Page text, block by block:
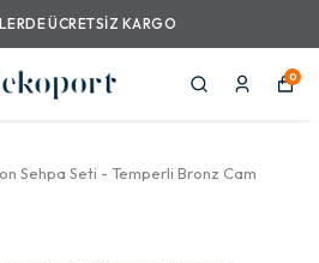
ÜCRETSIZ KARGO
0
Sehpa Seti - Temperli Bronz Cam